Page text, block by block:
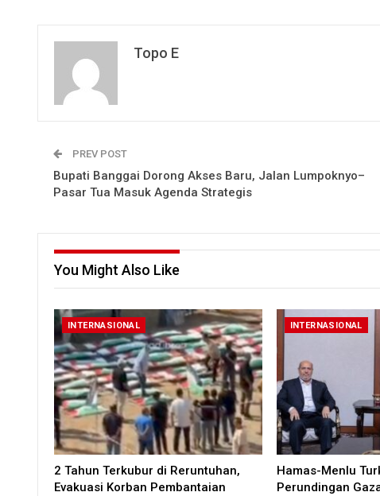
Topo E
PREV POST
Bupati Banggai Dorong Akses Baru, Jalan Lumpoknyo–
Pasar Tua Masuk Agenda Strategis
You Might Also Like
INTERNASIONAL
2 Tahun Terkubur di Reruntuhan,
Evakuasi Korban Pembantaian
INTERNASIONAL
Hamas-Menlu
Perundingan